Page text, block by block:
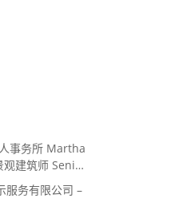
事务所 Martha
建筑师 Senior
筑师
服务有限公司 –